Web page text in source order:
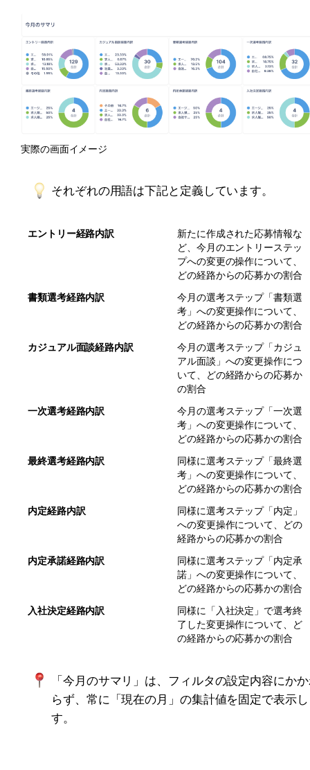
実際の画面イメージ
それぞれの用語は下記と定義しています。
エントリー経路内訳
新たに作成された応募情報な
ど、今月のエントリーステッ
プへの変更の操作について、
どの経路からの応募かの割合
書類選考経路内訳
今月の選考ステップ「書類選
考」への変更操作について、
どの経路からの応募かの割合
カジュアル面談経路内訳
今月の選考ステップ「カジュ
アル面談」への変更操作につ
いて、どの経路からの応募か
の割合
一次選考経路内訳
今月の選考ステップ「一次選
考」への変更操作について、
どの経路からの応募かの割合
最終選考経路内訳
同様に選考ステップ「最終選
考」への変更操作について、
どの経路からの応募かの割合
内定経路内訳
同様に選考ステップ「内定」
への変更操作について、どの
経路からの応募かの割合
内定承諾経路内訳
同様に選考ステップ「内定承
諾」への変更操作について、
どの経路からの応募かの割合
入社決定経路内訳
同様に「 入社決定」で選考終
了した変更操作について、ど
の経路からの応募かの割合
「今月のサマリ」は、フィルタの設定内容にか
らず、常に「現在の月」の集計値を固定で表示
す。